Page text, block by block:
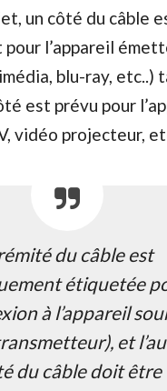
un côté du câble
pour l’appareil
blu-ray, etc..)
est prévu pour
vidéo projecteur,
du câble est
étiquetée
à l’appareil
et
du câble doit être